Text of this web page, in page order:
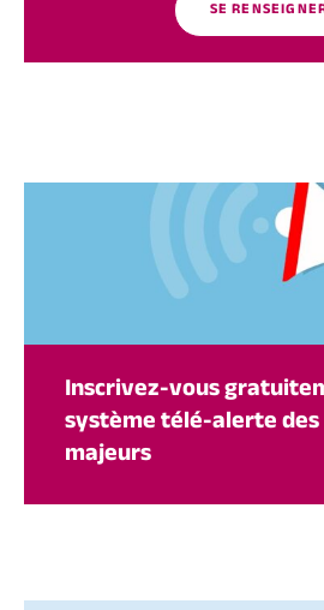
SE
Inscrivez-vous
système télé-alerte
majeurs